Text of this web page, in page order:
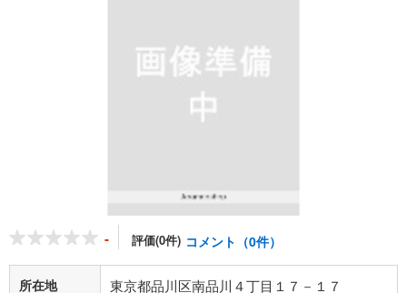
- 評価(0件) コメント（0件）
所在地 東京都品川区南品川４丁目１７－１７